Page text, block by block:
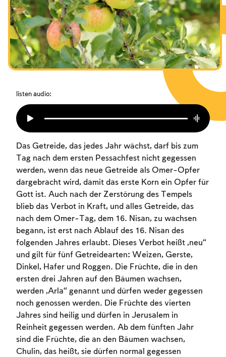
Das Fasten der Zerstörung
Amtseinführung
Purim
listen audio:
Das Getreide, das jedes Jahr wächst, darf bis zum
Tag nach dem ersten Pessachfest nicht gegessen
werden, wenn das neue Getreide als Omer-Opfer
dargebracht wird, damit das erste Korn ein Opfer für
Gott ist. Auch nach der Zerstörung des Tempels
blieb das Verbot in Kraft, und alles Getreide, das
nach dem Omer-Tag, dem 16. Nisan, zu wachsen
begann, ist erst nach Ablauf des 16. Nisan des
folgenden Jahres erlaubt. Dieses Verbot heißt „neu“
und gilt für fünf Getreidearten: Weizen, Gerste,
Dinkel, Hafer und Roggen. Die Früchte, die in den
ersten drei Jahren auf den Bäumen wachsen,
werden „Arla“ genannt und dürfen weder gegessen
noch genossen werden. Die Früchte des vierten
Jahres sind heilig und dürfen in Jerusalem in
Reinheit gegessen werden. Ab dem fünften Jahr
sind die Früchte, die an den Bäumen wachsen,
Chulin, das heißt, sie dürfen normal gegessen